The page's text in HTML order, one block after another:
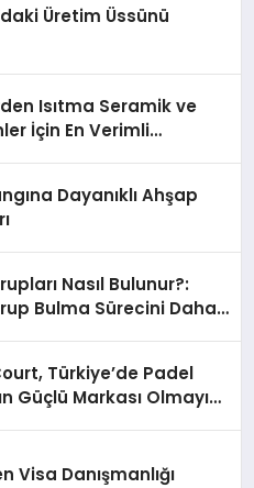
Üretim Üssünü
Isıtma Seramik ve
İçin En Verimli
Dayanıklı Ahşap
Nasıl Bulunur?:
Bulma Sürecini Daha
Türkiye’de Padel
Güçlü Markası Olmayı
Visa Danışmanlığı